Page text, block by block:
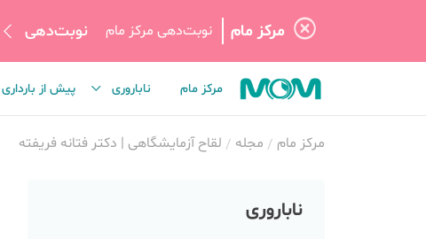
مرکز مام نوبت‌دهی مرکز مام نوبت‌دهی
مرکز مام ناباروری پیش از بارداری
مرکز مام مجله لقاح آزمایشگاهی | دکتر فتانه فریفته
ناباروری